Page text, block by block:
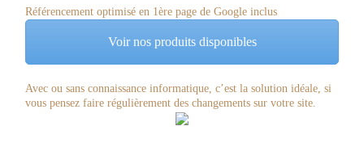
Référencement optimisé en 1ère page de Google inclus
Voir nos produits disponibles
Avec ou sans connaissance informatique, c’est la solution idéale, si
vous pensez faire régulièrement des changements sur votre site.